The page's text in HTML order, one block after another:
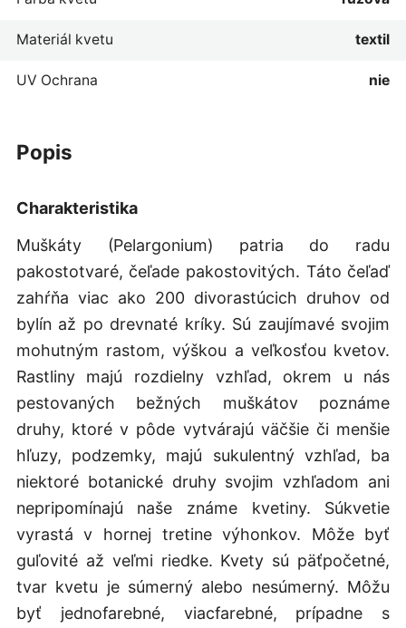
popis
Charakteristika
Muškáty (Pelargonium) patria do radu
pakostotvaré, čeľade pakostovitých. Táto čeľaď
zahŕňa viac ako 200 divorastúcich druhov od
bylín až po drevnaté kríky. Sú zaujímavé svojim
mohutným rastom, výškou a veľkosťou kvetov.
Rastliny majú rozdielny vzhľad, okrem u nás
pestovaných bežných muškátov poznáme
druhy, ktoré v pôde vytvárajú väčšie či menšie
hľuzy, podzemky, majú sukulentný vzhľad, ba
niektoré botanické druhy svojim vzhľadom ani
nepripomínajú naše známe kvetiny. Súkvetie
vyrastá v hornej tretine výhonkov. Môže byť
guľovité až veľmi riedke. Kvety sú päťpočetné,
tvar kvetu je súmerný alebo nesúmerný. Môžu
byť jednofarebné, viacfarebné, prípadne s
Materiál kvetu textil
UV Ochrana nie